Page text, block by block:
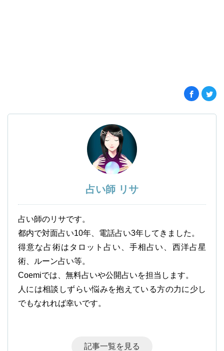
占い師 リサ
占い師のリサです。
都内で対面占い10年、電話占い3年してきました。
得意な占術はタロット占い、手相占い、西洋占星
術、ルーン占い等。
Coemiでは、無料占いや公開占いを担当します。
人には相談しずらい悩みを抱えている方の力に少し
でもなれれば幸いです。
記事一覧を見る